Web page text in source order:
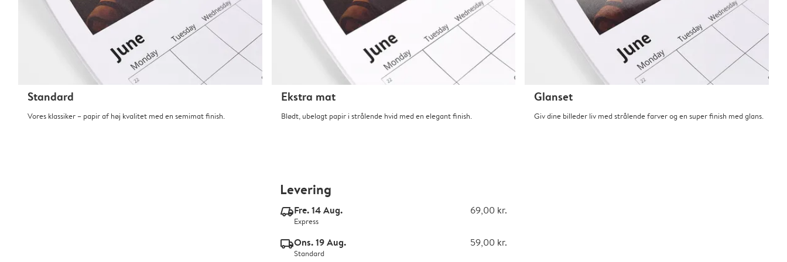
Standard
Vores klassiker – papir af høj kvalitet med en semimat finish.
Ekstra mat
Blødt, ubelagt papir i strålende hvid med en elegant finish.
Glanset
Giv dine billeder liv med strålende farver og en super finish med glans.
Levering
delivery_express_v2Fre. 14 Aug. 69,00 kr.
Express
delivery_standard_v2Ons. 19 Aug. 59,00 kr.
Standard